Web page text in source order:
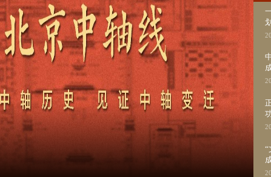
“文